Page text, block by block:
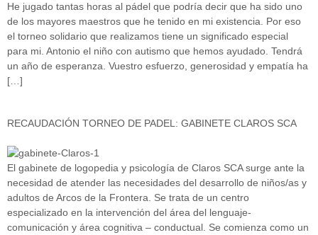
He jugado tantas horas al pádel que podría decir que ha sido uno
de los mayores maestros que he tenido en mi existencia. Por eso
el torneo solidario que realizamos tiene un significado especial
para mi. Antonio el niño con autismo que hemos ayudado. Tendrá
un año de esperanza. Vuestro esfuerzo, generosidad y empatía ha
[…]
RECAUDACIÓN TORNEO DE PADEL: GABINETE CLAROS SCA
El gabinete de logopedia y psicología de Claros SCA surge ante la
necesidad de atender las necesidades del desarrollo de niños/as y
adultos de Arcos de la Frontera. Se trata de un centro
especializado en la intervención del área del lenguaje-
comunicación y área cognitiva – conductual. Se comienza como un